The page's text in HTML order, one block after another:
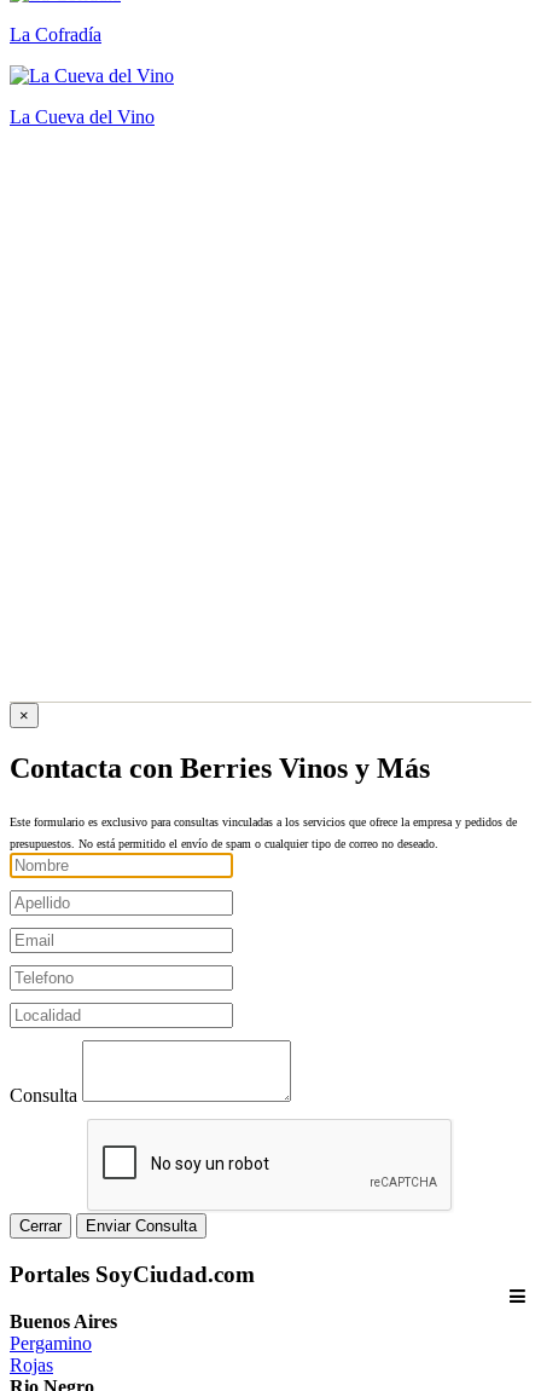
La Cofradía
La Cueva del Vino
×
Contacta con Berries Vinos y Más
Este formulario es exclusivo para consultas vinculadas a los servicios que ofrece la empresa y pedidos de
presupuestos. No está permitido el envío de spam o cualquier tipo de correo no deseado.
Consulta
Cerrar Enviar Consulta
Portales SoyCiudad.com
Buenos Aires
Pergamino
Rojas
Rio Negro